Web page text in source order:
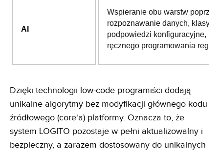
AI
Wspieranie obu warstw
rozpoznawanie danych,
podpowiedzi konfiguracyjne,
ręcznego programowania reguł.
Dzięki technologii low-code programiści dodają
unikalne algorytmy bez modyfikacji głównego kodu
źródłowego (core'a) platformy. Oznacza to, że
system LOGITO pozostaje w pełni aktualizowalny i
bezpieczny, a zarazem dostosowany do unikalnych